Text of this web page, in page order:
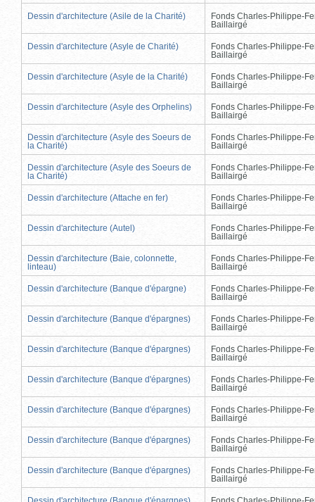
Dessin d'architecture (Asile de la Charité)
Fonds Charles-Philippe-
Baillairgé
Dessin d'architecture (Asyle de Charité)
Fonds Charles-Philippe-
Baillairgé
Dessin d'architecture (Asyle de la Charité)
Fonds Charles-Philippe-
Baillairgé
Dessin d'architecture (Asyle des Orphelins)
Fonds Charles-Philippe-
Baillairgé
Dessin d'architecture (Asyle des Soeurs de
la Charité)
Fonds Charles-Philippe-
Baillairgé
Dessin d'architecture (Asyle des Soeurs de
la Charité)
Fonds Charles-Philippe-
Baillairgé
Dessin d'architecture (Attache en fer)
Fonds Charles-Philippe-
Baillairgé
Dessin d'architecture (Autel)
Fonds Charles-Philippe-
Baillairgé
Dessin d'architecture (Baie, colonnette,
linteau)
Fonds Charles-Philippe-
Baillairgé
Dessin d'architecture (Banque d'épargne)
Fonds Charles-Philippe-
Baillairgé
Dessin d'architecture (Banque d'épargnes)
Fonds Charles-Philippe-
Baillairgé
Dessin d'architecture (Banque d'épargnes)
Fonds Charles-Philippe-
Baillairgé
Dessin d'architecture (Banque d'épargnes)
Fonds Charles-Philippe-
Baillairgé
Dessin d'architecture (Banque d'épargnes)
Fonds Charles-Philippe-
Baillairgé
Dessin d'architecture (Banque d'épargnes)
Fonds Charles-Philippe-
Baillairgé
Dessin d'architecture (Banque d'épargnes)
Fonds Charles-Philippe-
Baillairgé